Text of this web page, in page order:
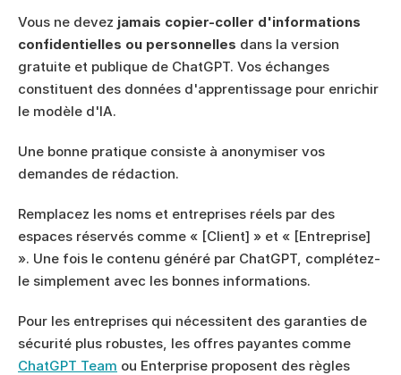
Vous ne devez jamais copier-coller d'informations
confidentielles ou personnelles dans la version
gratuite et publique de ChatGPT. Vos échanges
constituent des données d'apprentissage pour enrichir
le modèle d'IA.
Une bonne pratique consiste à anonymiser vos
demandes de rédaction.
Remplacez les noms et entreprises réels par des
espaces réservés comme « [Client] » et « [Entreprise]
». Une fois le contenu généré par ChatGPT, complétez-
le simplement avec les bonnes informations.
Pour les entreprises qui nécessitent des garanties de
ChatGPT Team ou Enterprise proposent des règles